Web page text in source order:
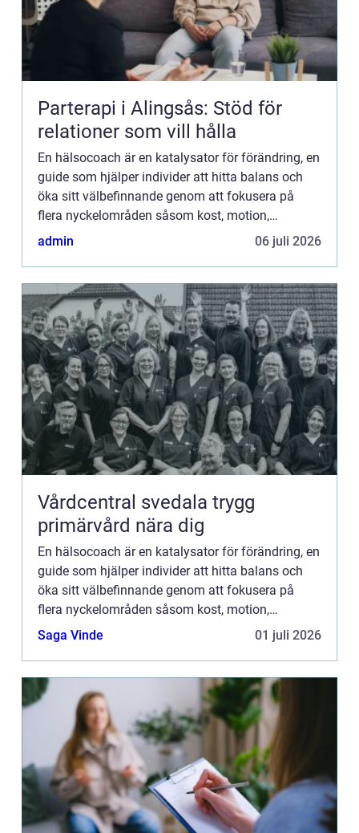
Parterapi i Alingsås: Stöd för
relationer som vill hålla
En hälsocoach är en katalysator för förändring, en
guide som hjälper individer att hitta balans och
öka sitt välbefinnande genom att fokusera på
flera nyckelområden såsom kost, motion,
stressh...
admin 06 juli 2026
Vårdcentral svedala trygg
primärvård nära dig
En hälsocoach är en katalysator för förändring, en
guide som hjälper individer att hitta balans och
öka sitt välbefinnande genom att fokusera på
flera nyckelområden såsom kost, motion,
stressh...
Saga Vinde 01 juli 2026